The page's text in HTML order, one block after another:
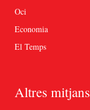
Oci
Economia
El Temps
Altres mitjans